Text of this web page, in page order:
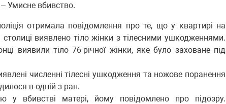
Умисне вбивство.
отримала повідомлення про те, що у квартирі на
виявлено тіло жінки з тілесними ушкодженнями.
виявили тіло 76-річної жінки, яке було заховане під
численні тілесні ушкодження та ножове поранення
в одній з ран.
у вбивстві матері, йому повідомлено про підозру.